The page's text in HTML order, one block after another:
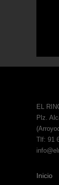
EL
Plz.
Tlf: 91
Inicio